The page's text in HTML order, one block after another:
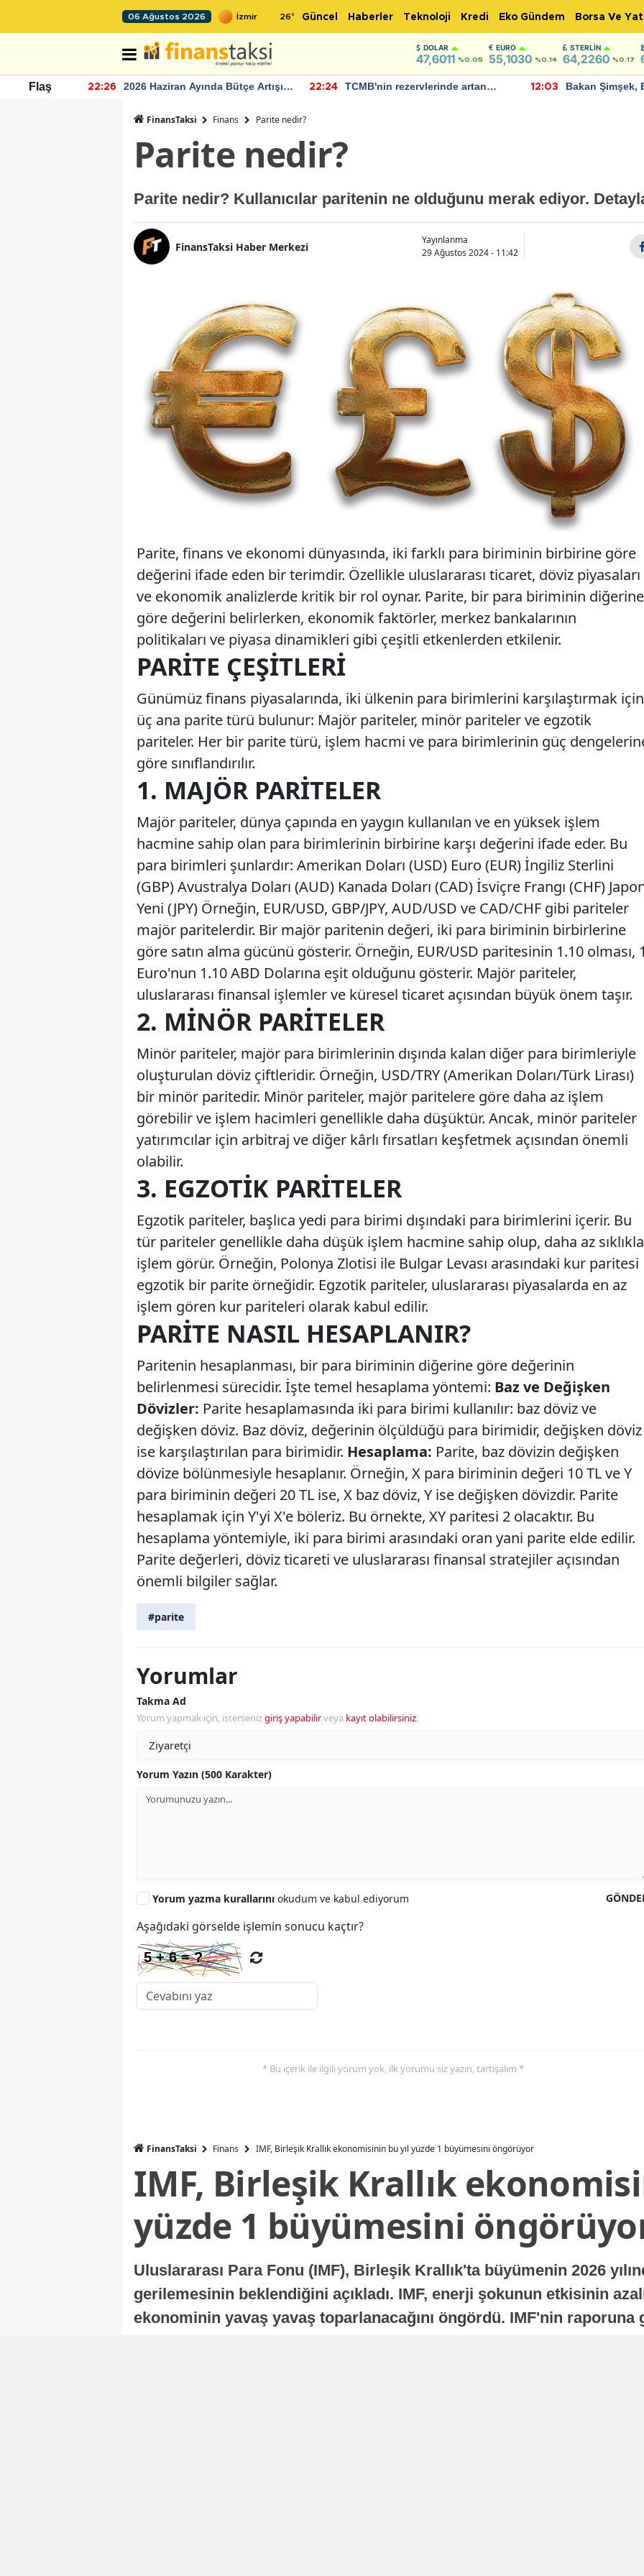
06 Ağustos 2026 26° Güncel Haberler Teknoloji Kredi Eko Gündem Borsa Ve
DOLAR
47,6011 %0.05
EURO
55,1030 %0.14
STERLIN
64,2260 %0.17
Flaş 22:26
2026 Haziran Ayında Bütçe Artışı
22:24
TCMB'nin rezervlerinde artan
12:03
Bakan Şimşek,
FinansTaksi Finans Parite nedir?
Parite nedir?
Parite nedir? Kullanıcılar paritenin ne olduğunu merak ediyor.
FinansTaksi Haber Merkezi
Yayınlanma
29 Ağustos 2024 - 11:42
Parite, finans ve ekonomi dünyasında, iki farklı para biriminin birbirine göre
değerini ifade eden bir terimdir. Özellikle uluslararası ticaret, döviz piyasaları
ve ekonomik analizlerde kritik bir rol oynar. Parite, bir para biriminin diğerine
göre değerini belirlerken, ekonomik faktörler, merkez bankalarının
politikaları ve piyasa dinamikleri gibi çeşitli etkenlerden etkilenir.
PARITE ÇEŞITLERI
Günümüz finans piyasalarında, iki ülkenin para birimlerini karşılaştırmak için
üç ana parite türü bulunur: Majör pariteler, minör pariteler ve egzotik
pariteler. Her bir parite türü, işlem hacmi ve para birimlerinin güç
göre sınıflandırılır.
1. MAJÖR PARITELER
Majör pariteler, dünya çapında en yaygın kullanılan ve en yüksek işlem
hacmine sahip olan para birimlerinin birbirine karşı değerini ifade eder. Bu
para birimleri şunlardır: Amerikan Doları (USD) Euro (EUR) İngiliz Sterlini
(GBP) Avustralya Doları (AUD) Kanada Doları (CAD) İsviçre Frangı (CHF)
Yeni (JPY) Örneğin, EUR/USD, GBP/JPY, AUD/USD ve CAD/CHF gibi pariteler
majör paritelerdir. Bir majör paritenin değeri, iki para biriminin birbirlerine
göre satın alma gücünü gösterir. Örneğin, EUR/USD paritesinin 1.10 olması,
Euro'nun 1.10 ABD Dolarına eşit olduğunu gösterir. Majör pariteler,
uluslararası finansal işlemler ve küresel ticaret açısından büyük önem taşır.
2. MINÖR PARITELER
Minör pariteler, majör para birimlerinin dışında kalan diğer para birimleriyle
oluşturulan döviz çiftleridir. Örneğin, USD/TRY (Amerikan Doları/Türk Lirası)
bir minör paritedir. Minör pariteler, majör paritelere göre daha az işlem
görebilir ve işlem hacimleri genellikle daha düşüktür. Ancak, minör pariteler
yatırımcılar için arbitraj ve diğer kârlı fırsatları keşfetmek açısından önemli
olabilir.
3. EGZOTIK PARITELER
Egzotik pariteler, başlıca yedi para birimi dışındaki para birimlerini içerir. Bu
tür pariteler genellikle daha düşük işlem hacmine sahip olup, daha az sıklıkla
işlem görür. Örneğin, Polonya Zlotisi ile Bulgar Levası arasındaki kur paritesi
egzotik bir parite örneğidir. Egzotik pariteler, uluslararası piyasalarda en az
işlem gören kur pariteleri olarak kabul edilir.
PARITE NASIL HESAPLANIR?
Paritenin hesaplanması, bir para biriminin diğerine göre değerinin
belirlenmesi sürecidir. İşte temel hesaplama yöntemi: Baz ve Değişken
Dövizler: Parite hesaplamasında iki para birimi kullanılır: baz döviz ve
değişken döviz. Baz döviz, değerinin ölçüldüğü para birimidir, değişken döviz
ise karşılaştırılan para birimidir. Hesaplama: Parite, baz dövizin değişken
dövize bölünmesiyle hesaplanır. Örneğin, X para biriminin değeri 10 TL ve Y
para biriminin değeri 20 TL ise, X baz döviz, Y ise değişken dövizdir. Parite
hesaplamak için Y'yi X'e böleriz. Bu örnekte, XY paritesi 2 olacaktır. Bu
hesaplama yöntemiyle, iki para birimi arasındaki oran yani parite elde edilir.
Parite değerleri, döviz ticareti ve uluslararası finansal stratejiler açısından
önemli bilgiler sağlar.
#parite
Yorumlar
Takma Ad
Yorum yapmak için, istersenizgiriş yapabilirveya kayıt olabilirsiniz.
Yorum Yazın (500 Karakter)
Yorum yazma kurallarını okudum ve kabul ediyorum
Aşağıdaki görselde işlemin sonucu kaçtır?
* Bu içerik ile ilgili yorum yok, ilk yorumu siz yazın, tartışalım *
FinansTaksi Finans IMF, Birleşik Krallık ekonomisinin bu yıl yüzde 1 büyümesini öngörüyor
IMF, Birleşik Krallık
yüzde 1 büyümesini
Uluslararası Para Fonu (IMF), Birleşik Krallık'ta büyümenin 2026
gerilemesinin beklendiğini açıkladı. IMF, enerji şokunun etkisinin
ekonominin yavaş yavaş toparlanacağını öngördü. IMF'nin raporuna